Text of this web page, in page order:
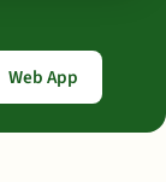
Web App